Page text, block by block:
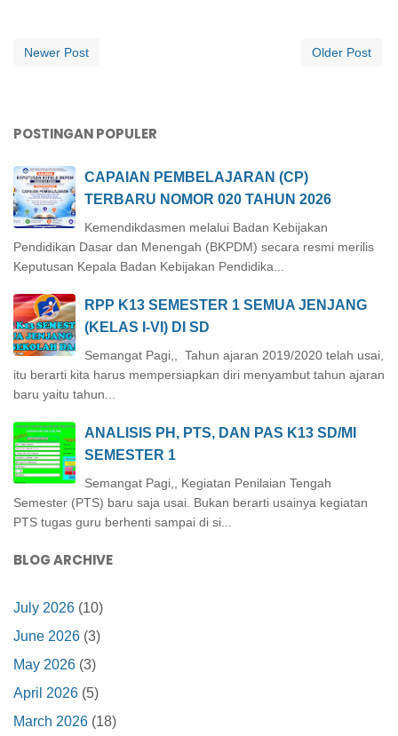
Newer Post Older Post
POSTINGAN POPULER
CAPAIAN PEMBELAJARAN (CP)
TERBARU NOMOR 020 TAHUN 2026
Kemendikdasmen melalui Badan Kebijakan
Pendidikan Dasar dan Menengah (BKPDM) secara resmi merilis
Keputusan Kepala Badan Kebijakan Pendidika...
RPP K13 SEMESTER 1 SEMUA JENJANG
(KELAS I-VI) DI SD
Semangat Pagi,, Tahun ajaran 2019/2020 telah usai,
itu berarti kita harus mempersiapkan diri menyambut tahun ajaran
baru yaitu tahun...
ANALISIS PH, PTS, DAN PAS K13 SD/MI
SEMESTER 1
Semangat Pagi,, Kegiatan Penilaian Tengah
Semester (PTS) baru saja usai. Bukan berarti usainya kegiatan
PTS tugas guru berhenti sampai di si...
BLOG ARCHIVE
July 2026 (10)
June 2026 (3)
May 2026 (3)
April 2026 (5)
March 2026 (18)